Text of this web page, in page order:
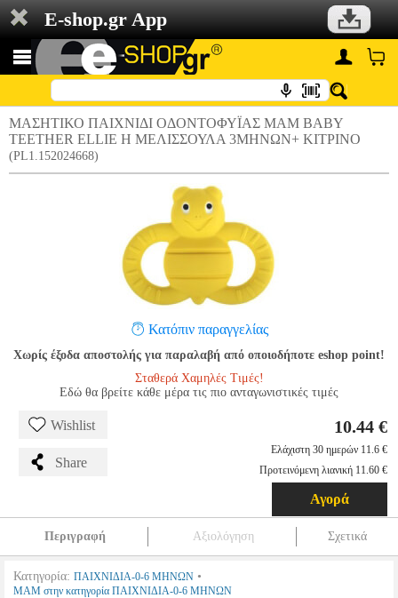
E-shop.gr App
ΜΑΣΗΤΙΚΟ ΠΑΙΧΝΙΔΙ ΟΔΟΝΤΟΦΥΪΑΣ MAM BABY
TEETHER ELLIE Η ΜΕΛΙΣΣΟΥΛΑ 3ΜΗΝΩΝ+ ΚΙΤΡΙΝΟ
(PL1.152024668)
Κατόπιν παραγγελίας
Χωρίς έξοδα αποστολής για παραλαβή από οποιοδήποτε eshop point!
Σταθερά Χαμηλές Τιμές!
Εδώ θα βρείτε κάθε μέρα τις πιο ανταγωνιστικές τιμές
Wishlist
Share
10.44 €
Ελάχιστη 30 ημερών 11.6 €
Προτεινόμενη λιανική 11.60 €
Αγορά
Περιγραφή Αξιολόγηση Σχετικά
Κατηγορία: ΠΑΙΧΝΙΔΙΑ-0-6 ΜΗΝΩΝ •
MAM στην κατηγορία ΠΑΙΧΝΙΔΙΑ-0-6 ΜΗΝΩΝ